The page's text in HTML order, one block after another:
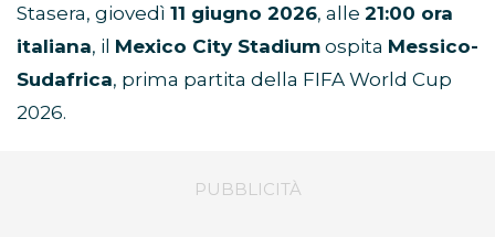
Stasera, giovedì 11 giugno 2026, alle 21:00 ora
italiana, il Mexico City Stadium ospita Messico-
Sudafrica, prima partita della FIFA World Cup
2026.